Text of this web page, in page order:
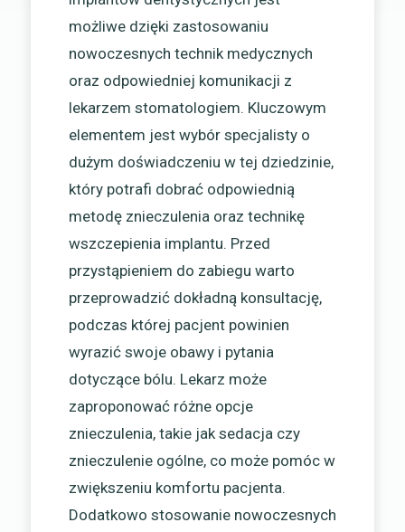
możliwe dzięki zastosowaniu
nowoczesnych technik medycznych
oraz odpowiedniej komunikacji z
lekarzem stomatologiem. Kluczowym
elementem jest wybór specjalisty o
dużym doświadczeniu w tej dziedzinie,
który potrafi dobrać odpowiednią
metodę znieczulenia oraz technikę
wszczepienia implantu. Przed
przystąpieniem do zabiegu warto
przeprowadzić dokładną konsultację,
podczas której pacjent powinien
wyrazić swoje obawy i pytania
dotyczące bólu. Lekarz może
zaproponować różne opcje
znieczulenia, takie jak sedacja czy
znieczulenie ogólne, co może pomóc w
zwiększeniu komfortu pacjenta.
Dodatkowo stosowanie nowoczesnych